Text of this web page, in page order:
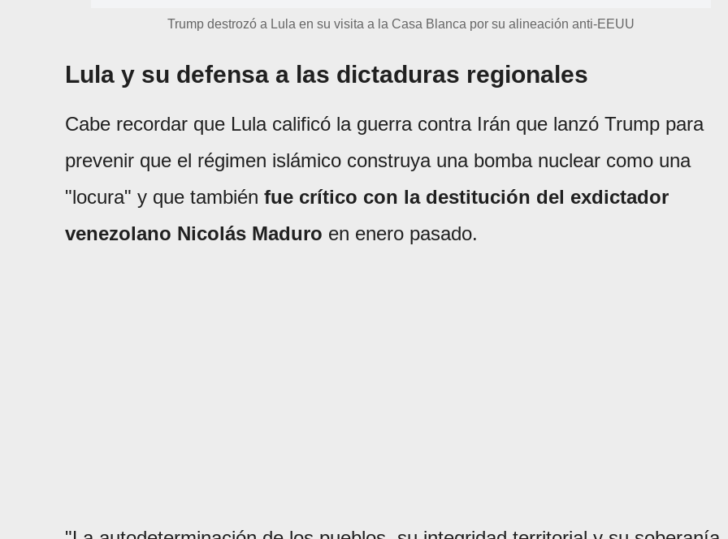
Trump destrozó a Lula en su visita a la Casa Blanca por su alineación anti-EEUU
Lula y su defensa a las dictaduras regionales
Cabe recordar que Lula calificó la guerra contra Irán que lanzó Trump para
prevenir que el régimen islámico construya una bomba nuclear como una
"locura" y que también fue crítico con la destitución del exdictador
venezolano Nicolás Maduro en enero pasado.